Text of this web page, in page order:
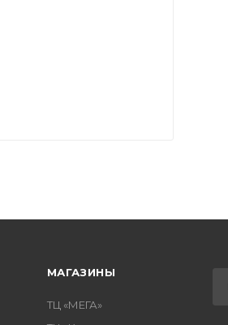
МАГАЗИНЫ
ТЦ «МЕГА»